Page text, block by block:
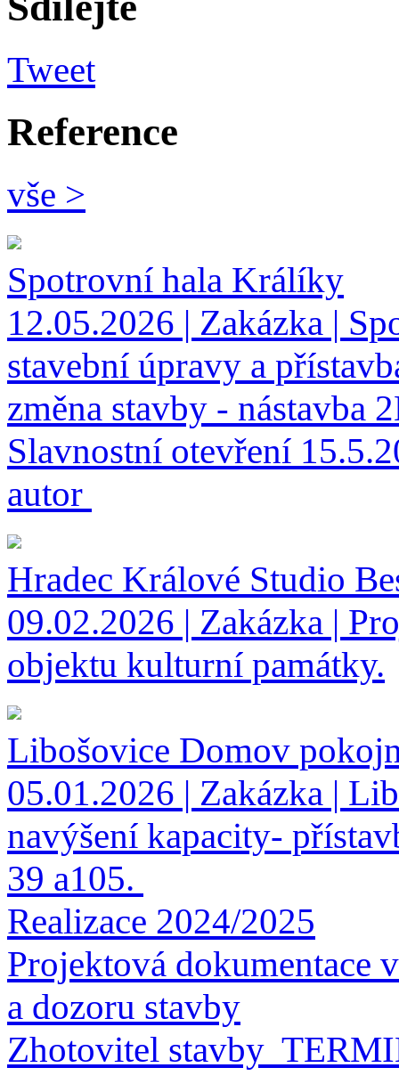
Tweet
Reference
vše >
Spotrovní hala Králíky
12.05.2026 | Zakázka |
stavební úpravy a
změna stavby - nástavba
Slavnostní otevření
autor
Hradec Králové Studio
09.02.2026 | Zakázka |
objektu kulturní památky.
Libošovice Domov
05.01.2026 | Zakázka |
navýšení kapacity-
39 a105.
Realizace 2024/2025
Projektová dokumentace
a dozoru stavby
Zhotovitel stavby